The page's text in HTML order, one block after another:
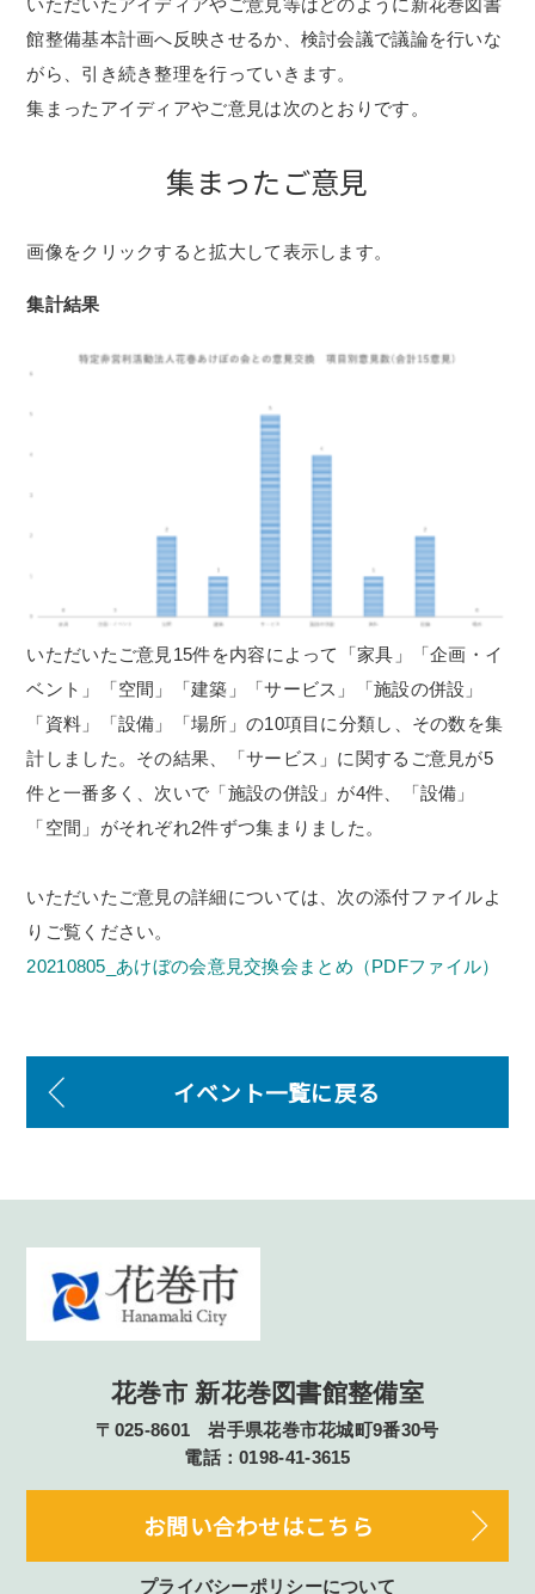
いただいたアイディアやご意見等はどのように新花巻図書
館整備基本計画へ反映させるか、検討会議で議論を行いな
がら、引き続き整理を行っていきます。
集まったアイディアやご意見は次のとおりです。
集まったご意見
画像をクリックすると拡大して表示します。
集計結果
いただいたご意見15件を内容によって「家具」「企画・イ
ベント」「空間」「建築」「サービス」「施設の併設」
「資料」「設備」「場所」の10項目に分類し、その数を集
計しました。その結果、「サービス」に関するご意見が5
件と一番多く、次いで「施設の併設」が4件、「設備」
「空間」がそれぞれ2件ずつ集まりました。
いただいたご意見の詳細については、次の添付ファイルよ
りご覧ください。
20210805_あけぼの会意見交換会まとめ（PDFファイル）
イベント一覧に戻る
花巻市 新花巻図書館整備室
〒025-8601 岩手県花巻市花城町9番30号
電話：0198-41-3615
お問い合わせはこちら
プライバシーポリシーについて